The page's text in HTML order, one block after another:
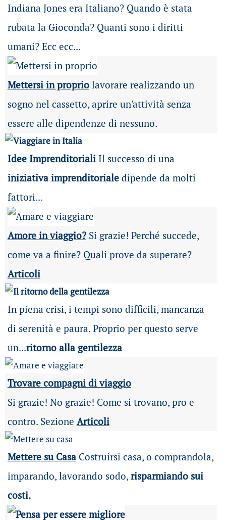
Indiana Jones era Italiano? Quando è stata
rubata la Gioconda? Quanti sono i diritti
umani? Ecc ecc...
Mettersi in propriolavorare realizzando un
sogno nel cassetto, aprire un'attività senza
essere alle dipendenze di nessuno.
Idee ImprenditorialiIl successo di una
iniziativa imprenditorialedipende da molti
fattori...
Amore in viaggio?Si grazie! Perché succede,
come va a finire? Quali prove da superare?
Articoli
In piena crisi, i tempi sono difficili, mancanza
di serenità e paura. Proprio per questo serve
un...ritorno alla gentilezza
Trovare compagni di viaggio
Si grazie! No grazie! Come si trovano, pro e
contro. Sezione Articoli
Mettere su Casa Costruirsi casa, o comprandola,
imparando, lavorando sodo, risparmiando sui
costi.